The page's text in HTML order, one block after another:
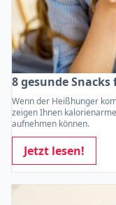
8 gesunde
Wenn der Heißhunger
zeigen Ihnen
aufnehmen können.
Jetzt lesen!